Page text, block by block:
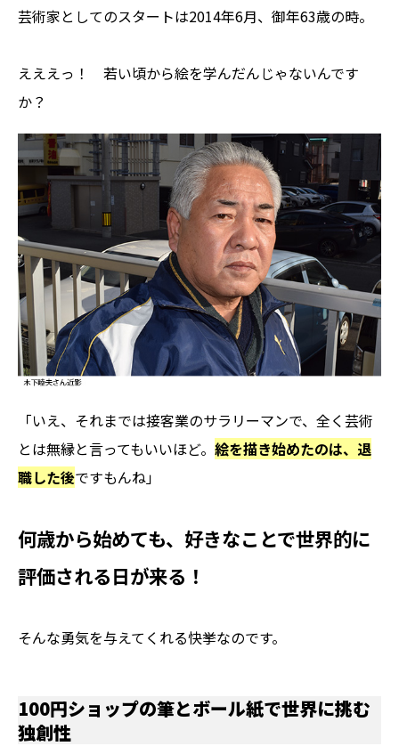
芸術家としてのスタートは2014年6月、御年63歳の時。
えええっ！ 若い頃から絵を学んだんじゃないんです
か？
「いえ、それまでは接客業のサラリーマンで、全く芸術
とは無縁と言ってもいいほど。 絵を描き始めたのは、退
職した後ですもんね」
何歳から始めても、好きなことで世界的に
評価される日が来る！
そんな勇気を与えてくれる快挙なのです。
100円ショップの筆とボール紙で世界に挑む
独創性